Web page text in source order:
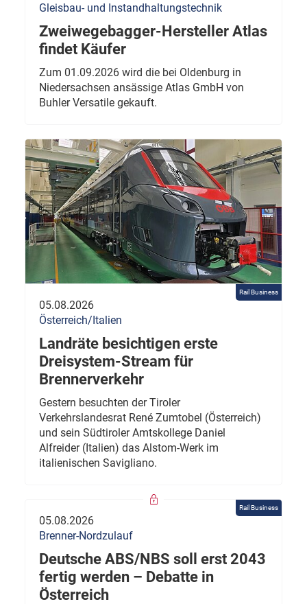
Gleisbau- und Instandhaltungstechnik
Zweiwegebagger-Hersteller Atlas
findet Käufer
Zum 01.09.2026 wird die bei Oldenburg in
Niedersachsen ansässige Atlas GmbH von
Buhler Versatile gekauft.
Rail Business
05.08.2026
Österreich/Italien
Landräte besichtigen erste
Dreisystem-Stream für
Brennerverkehr
Gestern besuchten der Tiroler
Verkehrslandesrat René Zumtobel (Österreich)
und sein Südtiroler Amtskollege Daniel
Alfreider (Italien) das Alstom-Werk im
italienischen Savigliano.
Rail Business
05.08.2026
Brenner-Nordzulauf
Deutsche ABS/NBS soll erst 2043
fertig werden – Debatte in
Österreich